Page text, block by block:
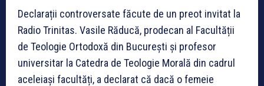
Declarații controversate făcute de un preot invitat la
Radio Trinitas. Vasile Răducă, prodecan al Facultății
de Teologie Ortodoxă din București și profesor
universitar la Catedra de Teologie Morală din cadrul
aceleiași facultăți, a declarat că dacă o femeie